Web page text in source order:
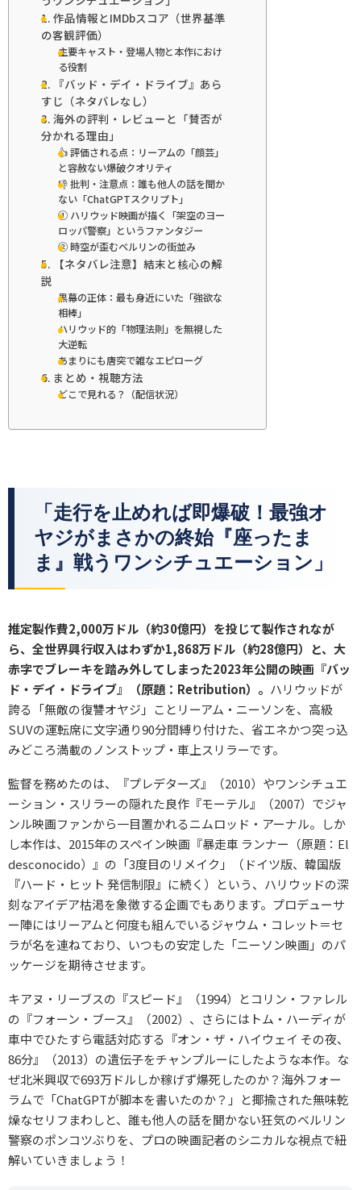
1. 作品情報とIMDbスコア（世界基準
の客観評価）
主要キャスト・登場人物と本作におけ
る役割
2. 『バッド・デイ・ドライブ』あら
すじ（ネタバレなし）
3. 海外の評判・レビューと「賛否が
分かれる理由」
👍 評価される点：リーアムの「顔芸」
と容赦ない爆破クオリティ
👎 批判・注意点：誰も他人の話を聞か
ない「ChatGPTスクリプト」
① ハリウッド映画が描く「架空のヨー
ロッパ警察」というファンタジー
② 時空が歪むベルリンの街並み
5. 【ネタバレ注意】結末と核心の解
説
黒幕の正体：最も身近にいた「強欲な
相棒」
ハリウッド的「物理法則」を無視した
大逆転
あまりにも唐突で雑なエピローグ
6. まとめ・視聴方法
どこで見れる？（配信状況）
「走行を止めれば即爆破！最強オ
ヤジがまさかの終始『座ったま
ま』戦うワンシチュエーション」
推定製作費2,000万ドル（約30億円）を投じて製作されなが
ら、全世界興行収入はわずか1,868万ドル（約28億円）と、大
赤字でブレーキを踏み外してしまった2023年公開の映画『バッ
ド・デイ・ドライブ』（原題：Retribution）。 ハリウッドが
誇る「無敵の復讐オヤジ」ことリーアム・ニーソンを、高級
SUVの運転席に文字通り90分間縛り付けた、省エネかつ突っ込
みどころ満載のノンストップ・車上スリラーです。
監督を務めたのは、『プレデターズ』（2010）やワンシチュエ
ーション・スリラーの隠れた良作『モーテル』（2007）でジャ
ンル映画ファンから一目置かれるニムロッド・アーナル。しか
し本作は、2015年のスペイン映画『暴走車 ランナー（原題：El
desconocido）』の「3度目のリメイク」（ドイツ版、韓国版
『ハード・ヒット 発信制限』に続く）という、ハリウッドの深
刻なアイデア枯渇を象徴する企画でもあります。プロデューサ
ー陣にはリーアムと何度も組んでいるジャウム・コレット＝セ
ラが名を連ねており、いつもの安定した「ニーソン映画」のパ
ッケージを期待させます。
キアヌ・リーブスの『スピード』（1994）とコリン・ファレル
の『フォーン・ブース』（2002）、さらにはトム・ハーディが
車中でひたすら電話対応する『オン・ザ・ハイウェイ その夜、
86分』（2013）の遺伝子をチャンプルーにしたような本作。な
ぜ北米興収で693万ドルしか稼げず爆死したのか？海外フォー
ラムで「ChatGPTが脚本を書いたのか？」と揶揄された無味乾
燥なセリフまわしと、誰も他人の話を聞かない狂気のベルリン
警察のポンコツぶりを、プロの映画記者のシニカルな視点で紐
解いていきましょう！